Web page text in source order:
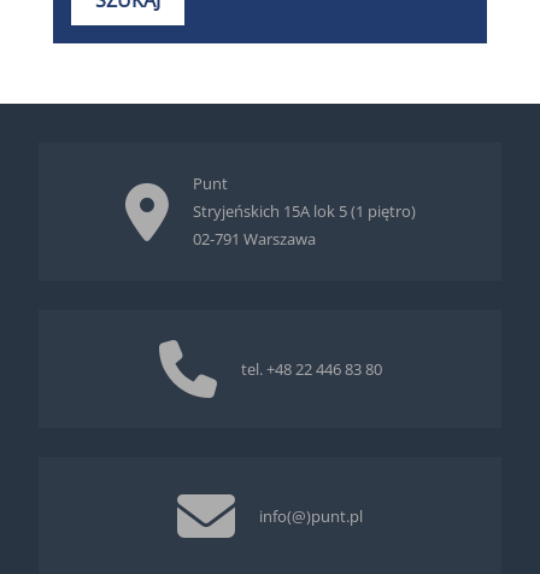
Punt
Stryjeńskich 15A lok 5 (1 piętro)
02-791 Warszawa
tel. +48 22 446 83 80
info(@)punt.pl